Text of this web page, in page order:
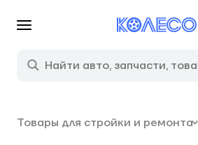
Товары для стройки и ремонта